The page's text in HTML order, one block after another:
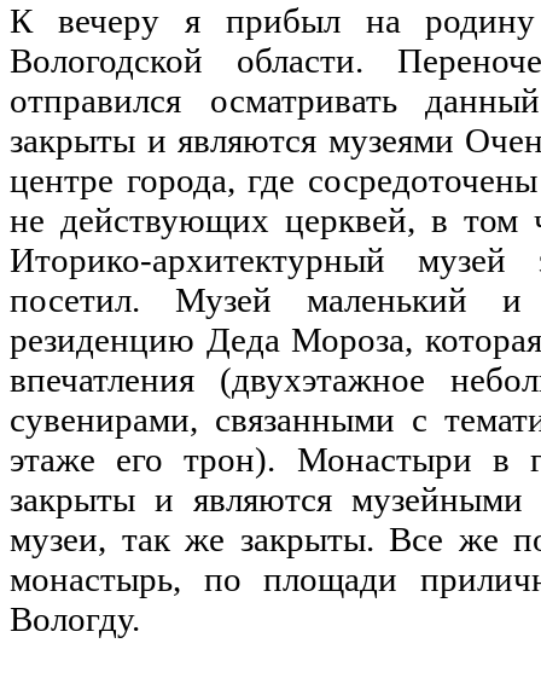
К вечеру я прибыл на
Вологодской области.
отправился осматривать
закрыты и являются музеями
центре города, где
не действующих церквей, в том
Иторико-архитектурный
посетил. Музей маленький и
резиденцию Деда Мороза,
впечатления (двухэтажное
сувенирами, связанными с
этаже его трон). Монастыри в
закрыты и являются
музеи, так же закрыты. Все же
монастырь, по площади
Вологду.